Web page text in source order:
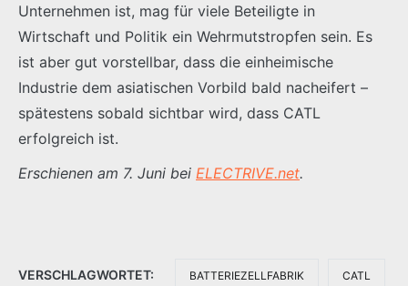
Unternehmen ist, mag für viele Beteiligte in
Wirtschaft und Politik ein Wehrmutstropfen sein. Es
ist aber gut vorstellbar, dass die einheimische
Industrie dem asiatischen Vorbild bald nacheifert –
spätestens sobald sichtbar wird, dass CATL
erfolgreich ist.
Erschienen am 7. Juni bei ELECTRIVE.net.
VERSCHLAGWORTET: BATTERIEZELLFABRIK CATL